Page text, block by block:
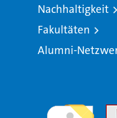
Nachhaltigkeit
Fakultäten
Alumni-